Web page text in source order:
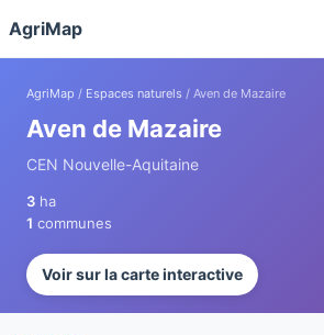
AgriMap
AgriMap / Espaces naturels / Aven de Mazaire
Aven de Mazaire
CEN Nouvelle-Aquitaine
3 ha
1 communes
Voir sur la carte interactive